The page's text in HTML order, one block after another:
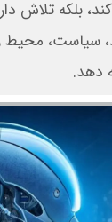
بلکه تلاش
سیاست،
دهد.